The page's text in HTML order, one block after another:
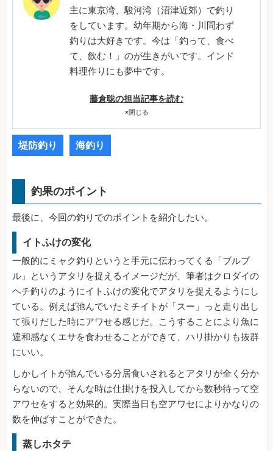
主に東京湾、駿河湾（沼津近郊）で釣り
をしています。幼年期から海・川問わず
釣りは大好きです。今は「釣って、食べ
て、飲む！」のが生きがいです。インド
料理作りにも夢中です。
藤倉聡の担当記事を読む
×閉じる
堤防釣り 海釣り
釣果のポイント
最後に、今回の釣りでのポイントを紹介したい。
イトふけの変化
一般的にミャク釣りというと手元に伝わってくる「ブルブ
ル」というアタリを捉えるイメージだが、筆者はクロダイの
ヘチ釣りのようにイトふけの変化でアタリを捉えるようにし
ている。例えば弛んでいたミチイトが「スー」っと走り出し
て張りだした時にアワせる感じだ。こうすることにより魚に
違和感なくエサを食わせることができて、ハリ掛かりも抜群
にいい。
しかしイトが弛んでいる分居食いされるとアタリが全く分か
らないので、そんな時は仕掛けを投入してから数秒待って空
アワセをすると効果的。実際当日も空アワセによりかなりの
数を伸ばすことができた。
蒸しホタテ